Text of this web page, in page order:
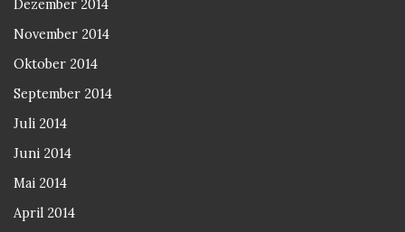
Dezember 2014
November 2014
Oktober 2014
September 2014
Juli 2014
Juni 2014
Mai 2014
April 2014